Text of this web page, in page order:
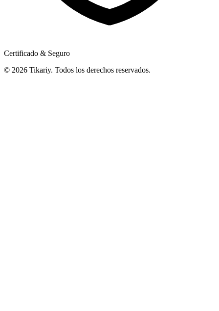
Certificado & Seguro
© 2026 Tikariy. Todos los derechos reservados.